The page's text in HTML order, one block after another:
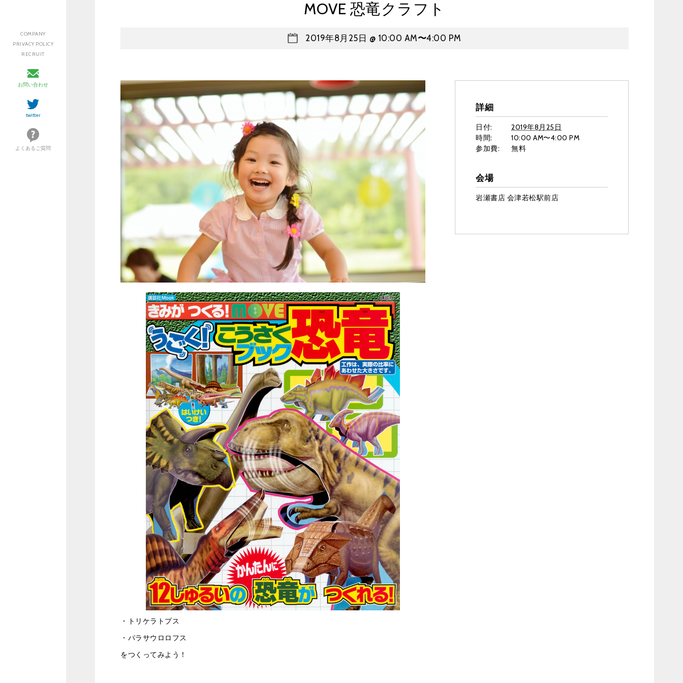
COMPANY
PRIVACY POLICY
RECRUIT
お問い合わせ
twitter
よくあるご質問
MOVE 恐竜クラフト
2019年8月25日 @ 10:00 AM〜4:00 PM
・トリケラトプス
・パラサウロロフス
をつくってみよう！
詳細
日付:
2019年8月25日
時間:
10:00 AM〜4:00 PM
参加費:
無料
会場
岩瀬書店 会津若松駅前店